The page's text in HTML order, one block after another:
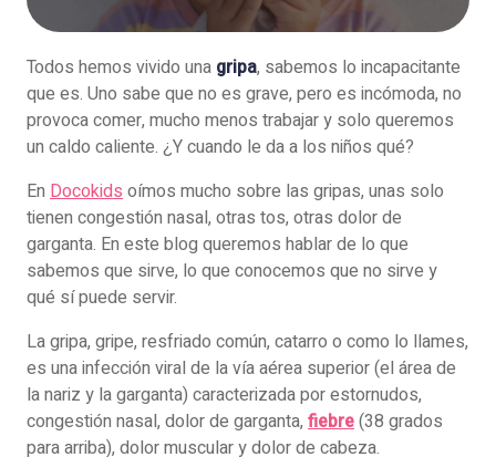
Todos hemos vivido una gripa, sabemos lo incapacitante
que es. Uno sabe que no es grave, pero es incómoda, no
provoca comer, mucho menos trabajar y solo queremos
un caldo caliente. ¿Y cuando le da a los niños qué?
En Docokidsoímos mucho sobre las gripas, unas solo
tienen congestión nasal, otras tos, otras dolor de
garganta. En este blog queremos hablar de lo que
sabemos que sirve, lo que conocemos que no sirve y
qué sí puede servir.
La gripa, gripe, resfriado común, catarro o como lo llames,
es una infección viral de la vía aérea superior (el área de
la nariz y la garganta) caracterizada por estornudos,
congestión nasal, dolor de garganta, fiebre(38 grados
para arriba), dolor muscular y dolor de cabeza.